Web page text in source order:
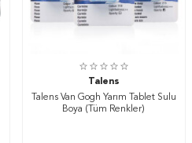
Talens
Talens Van Gogh Yarım Tablet Sulu
Boya (Tüm Renkler)